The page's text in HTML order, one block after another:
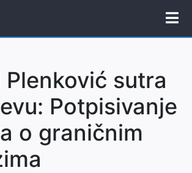
sutra
Potpisivanje
o graničnim